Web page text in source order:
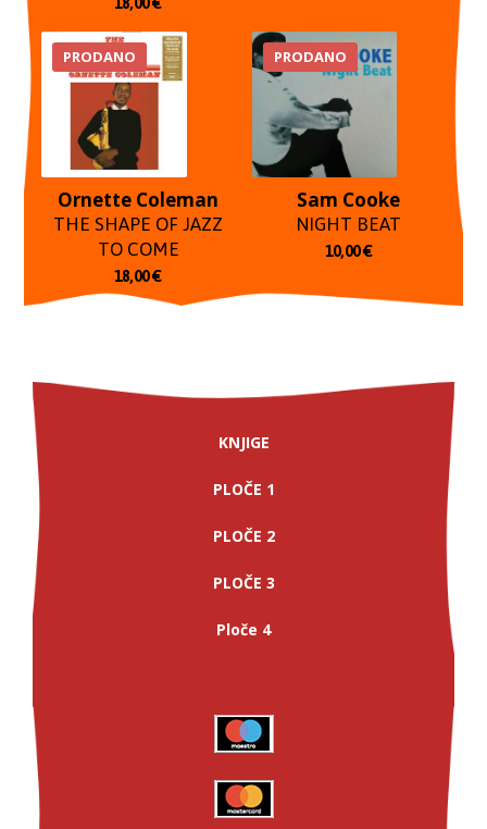
PRODANO
Ornette Coleman
THE SHAPE OF JAZZ
TO COME
18,00€
PRODANO
Sam Cooke
NIGHT BEAT
10,00€
KNJIGE
PLOČE 1
PLOČE 2
PLOČE 3
Ploče 4